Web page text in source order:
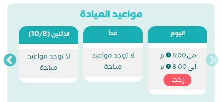
مواعيد العيادة
اليوم
من5:00 م
الى8:00 م
إحجز
غداً
لا توجد مواعيد
متاحة
الإثنين(10/8)
لا توجد مواعيد
متاحة